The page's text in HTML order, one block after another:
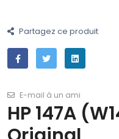
Partagez ce produit
E-mail à un ami
HP 147A